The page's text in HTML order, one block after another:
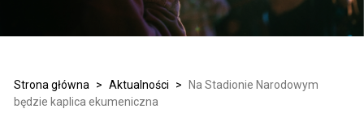
Strona główna > Aktualności >
Na Stadionie Narodowym
będzie kaplica ekumeniczna